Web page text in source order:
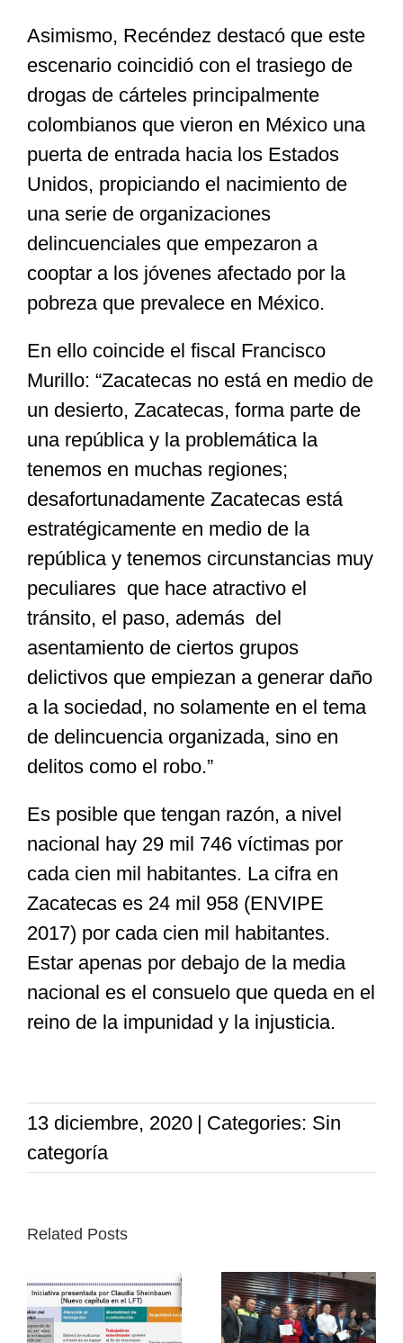
Asimismo, Recéndez destacó que este
escenario coincidió con el trasiego de
drogas de cárteles principalmente
colombianos que vieron en México una
puerta de entrada hacia los Estados
Unidos, propiciando el nacimiento de
una serie de organizaciones
delincuenciales que empezaron a
cooptar a los jóvenes afectado por la
pobreza que prevalece en México.
En ello coincide el fiscal Francisco
Murillo: “Zacatecas no está en medio de
un desierto, Zacatecas, forma parte de
una república y la problemática la
tenemos en muchas regiones;
desafortunadamente Zacatecas está
estratégicamente en medio de la
república y tenemos circunstancias muy
peculiares que hace atractivo el
tránsito, el paso, además del
asentamiento de ciertos grupos
delictivos que empiezan a generar daño
a la sociedad, no solamente en el tema
de delincuencia organizada, sino en
delitos como el robo.”
Es posible que tengan razón, a nivel
nacional hay 29 mil 746 víctimas por
cada cien mil habitantes. La cifra en
Zacatecas es 24 mil 958 (ENVIPE
2017) por cada cien mil habitantes.
Estar apenas por debajo de la media
nacional es el consuelo que queda en el
reino de la impunidad y la injusticia.
13 diciembre, 2020 | Categories: Sin
categoría
Related Posts